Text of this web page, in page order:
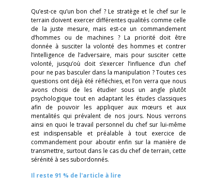
Qu’est-ce qu’un bon chef ? Le stratège et le chef sur le
terrain doivent exercer différentes qualités comme celle
de la juste mesure, mais est-ce un commandement
d’hommes ou de machines ? La priorité doit être
donnée à susciter la volonté des hommes et contrer
l’intelligence de l’adversaire, mais pour susciter cette
volonté, jusqu’où doit s’exercer l’influence d’un chef
pour ne pas basculer dans la manipulation ? Toutes ces
questions ont déjà été réfléchies, et l’on verra que nous
avons choisi de les étudier sous un angle plutôt
psychologique tout en adaptant les études classiques
afin de pouvoir les appliquer aux mœurs et aux
mentalités qui prévalent de nos jours. Nous verrons
ainsi en quoi le travail personnel du chef sur lui-même
est indispensable et préalable à tout exercice de
commandement pour aboutir enfin sur la manière de
transmettre, surtout dans le cas du chef de terrain, cette
sérénité à ses subordonnés.
Il reste 91 % de l'article à lire